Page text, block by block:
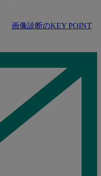
画像診断のKEY POINT